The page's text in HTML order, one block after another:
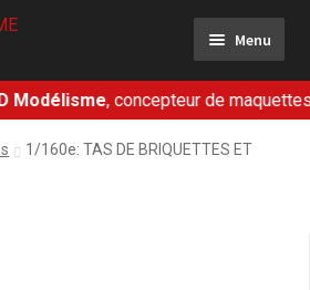
Menu
, concepteur de maquettes
1/160e: TAS DE BRIQUETTES ET